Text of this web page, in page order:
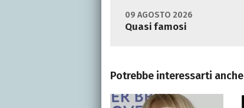
09 AGOSTO 2026
Quasi famosi
Potrebbe interessarti anche